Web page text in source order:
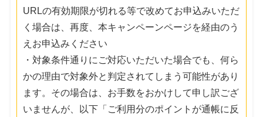
URLの有効期限が切れる等で改めてお申込みいただ
く場合は、再度、本キャンペーンページを経由のう
えお申込みください
・対象条件通りにご対応いただいた場合でも、何ら
かの理由で対象外と判定されてしまう可能性があり
ます。その場合は、お手数をおかけして申し訳ござ
いませんが、以下「ご利用分のポイントが通帳に反